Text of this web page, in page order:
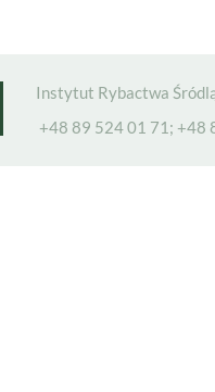
Instytut Rybactwa
+48 89 524 01 71; +48